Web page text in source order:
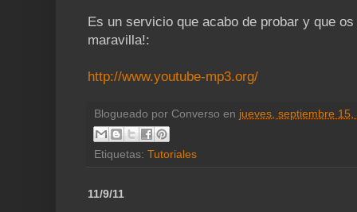
Es un servicio que acabo de probar y que
maravilla!:
http://www.youtube-mp3.org/
Blogueado por Converso en jueves, septiembre 15,
Etiquetas: Tutoriales
11/9/11